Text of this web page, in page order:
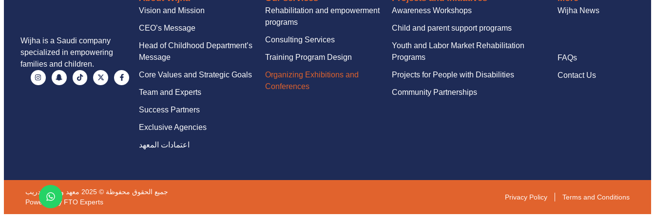
Wijha is a Saudi company
specialized in empowering
families and children.
Vision and Mission
CEO’s Message
Head of Childhood Department’s
Message
Core Values and Strategic Goals
Team and Experts
Success Partners
Exclusive Agencies
اعتمادات المعهد
Rehabilitation and empowerment
programs
Consulting Services
Training Program Design
Organizing Exhibitions and
Conferences
Awareness Workshops
Child and parent support programs
Youth and Labor Market Rehabilitation
Programs
Projects for People with Disabilities
Community Partnerships
Wijha News
FAQs
Contact Us
جميع الحقوق محفوظة © 2025 معهد وجهة للتدريب
Powered by FTO Experts
Privacy Policy Terms and Conditions